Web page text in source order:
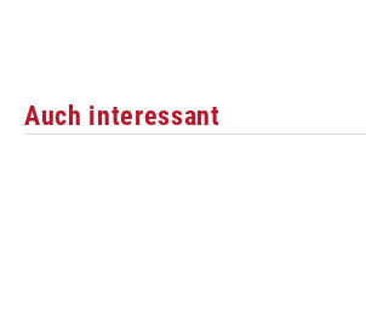
Auch interessant